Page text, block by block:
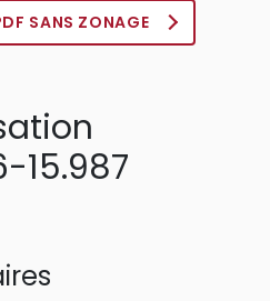
SANS ZONAGE
15.987